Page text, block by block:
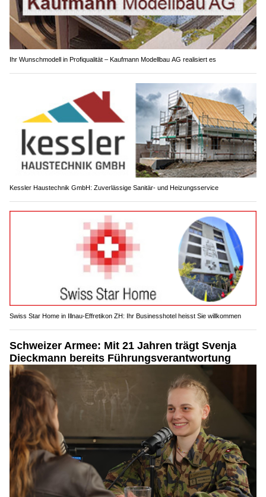
Ihr Wunschmodell in Profiqualität – Kaufmann Modellbau AG realisiert es
Kessler Haustechnik GmbH: Zuverlässige Sanitär- und Heizungsservice
Swiss Star Home in Illnau-Effretikon ZH: Ihr Businesshotel heisst Sie willkommen
Schweizer Armee: Mit 21 Jahren trägt Svenja
Dieckmann bereits Führungsverantwortung